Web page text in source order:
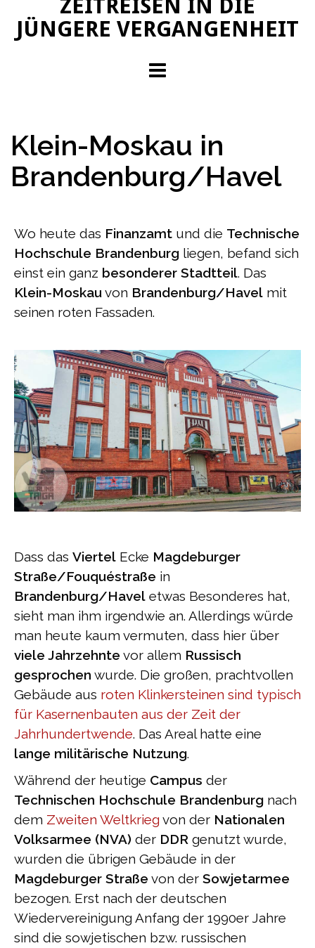
ZEITREISEN IN DIE
JÜNGERE VERGANGENHEIT
Klein-Moskau in
Brandenburg/Havel
Wo heute das Finanzamt und die Technische
Hochschule Brandenburg liegen, befand sich
einst ein ganz besonderer Stadtteil. Das
Klein-Moskauvon Brandenburg/Havel mit
seinen roten Fassaden.
Dass das Viertel Ecke Magdeburger
Straße/Fouquéstraße in
Brandenburg/Havel etwas Besonderes hat,
sieht man ihm irgendwie an. Allerdings würde
man heute kaum vermuten, dass hier über
viele Jahrzehntevor allem Russisch
gesprochen wurde. Die großen, prachtvollen
Gebäude aus roten Klinkersteinen sind typisch
für Kasernenbauten aus der Zeit der
Jahrhundertwende. Das Areal hatte eine
lange militärische Nutzung.
Während der heutige Campus der
Technischen Hochschule Brandenburg nach
dem Zweiten Weltkrieg von der Nationalen
Volksarmee (NVA) der DDR genutzt wurde,
wurden die übrigen Gebäude in der
Magdeburger Straßevon der Sowjetarmee
bezogen. Erst nach der deutschen
Wiedervereinigung Anfang der 1990er Jahre
sind die sowjetischen bzw. russischen